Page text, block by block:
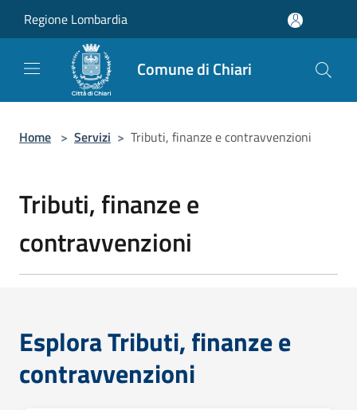
Regione Lombardia
Comune di Chiari
Home > Servizi > Tributi, finanze e contravvenzioni
Tributi, finanze e
contravvenzioni
Esplora Tributi, finanze e
contravvenzioni